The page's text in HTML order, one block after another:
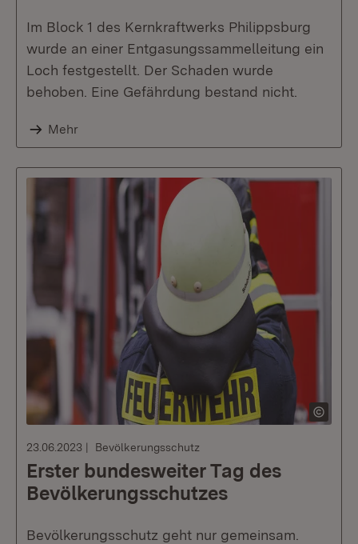
Im Block 1 des Kernkraftwerks Philippsburg
wurde an einer Entgasungssammelleitung ein
Loch festgestellt. Der Schaden wurde
behoben. Eine Gefährdung bestand nicht.
Mehr
23.06.2023 Bevölkerungsschutz
Erster bundesweiter Tag des
Bevölkerungsschutzes
Bevölkerungsschutz geht nur gemeinsam.